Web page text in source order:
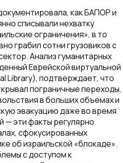
как БАПОР и
списывали нехватку
ограничения», в то
грабил сотни грузовиков с
Анализ гуманитарных
Еврейской виртуальной
Library), подтверждает, что
пограничные переходы,
в больших объемах и
эвакуацию даже во время
— эти факты регулярно
сфокусированных
об израильской «блокаде».
с доступом к